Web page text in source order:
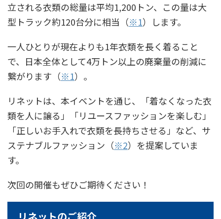
立される衣類の総量は平均1,200トン、この量は大
型トラック約120台分に相当（※1）します。
一人ひとりが現在よりも1年衣類を長く着ること
で、日本全体として4万トン以上の廃棄量の削減に
繋がります（※1）。
リネットは、本イベントを通じ、「着なくなった衣
類を人に譲る」「リユースファッションを楽しむ」
「正しいお手入れで衣類を長持ちさせる」など、サ
ステナブルファッション（※2）を提案していま
す。
次回の開催もぜひご期待ください！